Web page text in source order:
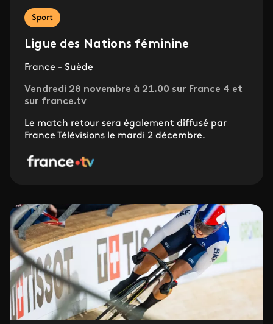
Sport
Ligue des Nations féminine
France - Suède
Vendredi 28 novembre à 21.00 sur France 4 et
sur france.tv
Le match retour sera également diffusé par
France Télévisions le mardi 2 décembre.